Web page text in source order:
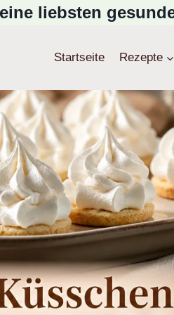
liebsten
Startseite Rezepte